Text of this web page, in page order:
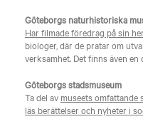
Göteborgs naturhistoriska
Har filmade föredrag på sin
biologer, där de pratar om
verksamhet. Det finns även
Göteborgs stadsmuseum
Ta del av museets omfattande
läs berättelser och nyheter i